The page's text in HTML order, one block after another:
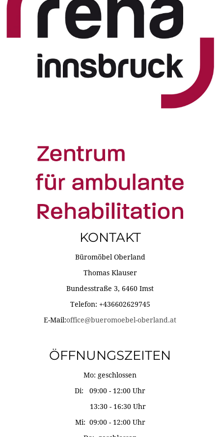
KONTAKT
Büromöbel Oberland
Thomas Klauser
Bundesstraße 3, 6460 Imst
Telefon: +436602629745
E-Mail:office@bueromoebel-oberland.at
ÖFFNUNGSZEITEN
Mo: geschlossen
Di: 09:00 - 12:00 Uhr
13:30 - 16:30 Uhr
Mi: 09:00 - 12:00 Uhr